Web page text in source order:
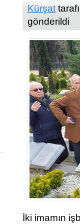
Kürşat
gönderildi
İki imamın